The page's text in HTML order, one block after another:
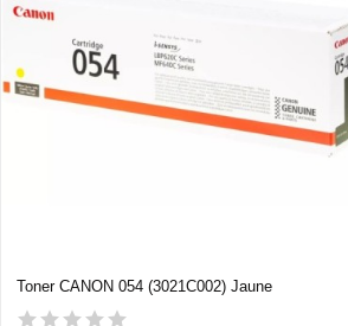
Toner CANON 054 (3021C002) Jaune